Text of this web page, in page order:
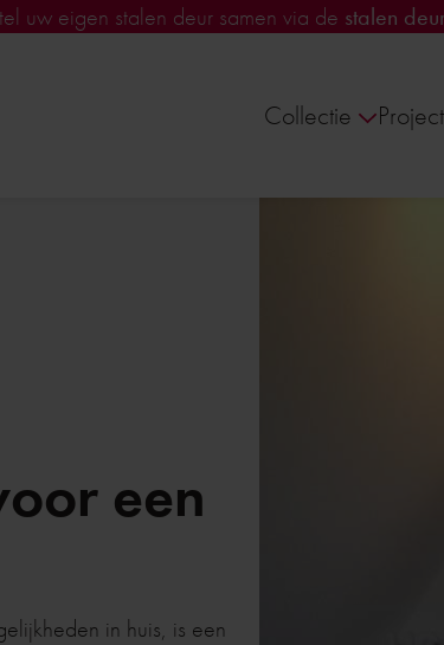
uw eigen stalen deur samen via de stalen
Collectie
een
in huis, is een